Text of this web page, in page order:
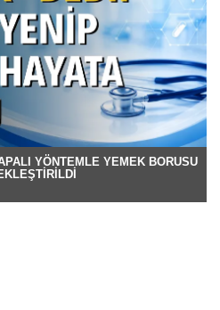
YÖNTEMLE YEMEK BORUSU